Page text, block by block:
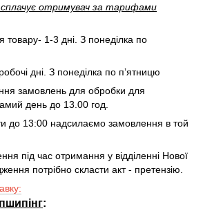
отримувач за тарифами
товару- 1-3 дні. З понеділка по
дні. З понеділка по пʼятницю
замовлень для обробки для
день до 13.00 год.
до 13:00 надсилаємо замовлення в той
під час отримання у відділенні Нової
потрібно скласти акт - претензію.
: